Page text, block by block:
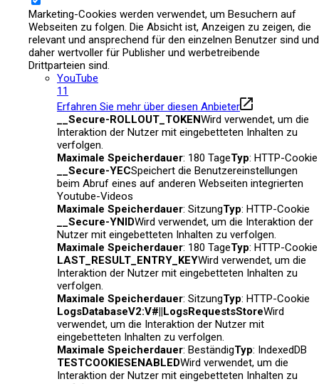
Marketing-Cookies werden verwendet, um Besuchern auf
Webseiten zu folgen. Die Absicht ist, Anzeigen zu zeigen, die
relevant und ansprechend für den einzelnen Benutzer sind und
daher wertvoller für Publisher und werbetreibende
Drittparteien sind.
YouTube
11
Erfahren Sie mehr über diesen Anbieter
__Secure-ROLLOUT_TOKENWird verwendet, um die
Interaktion der Nutzer mit eingebetteten Inhalten zu
verfolgen.
Maximale Speicherdauer: 180 TageTyp: HTTP-Cookie
__Secure-YECSpeichert die Benutzereinstellungen
beim Abruf eines auf anderen Webseiten integrierten
Youtube-Videos
Maximale Speicherdauer: SitzungTyp: HTTP-Cookie
__Secure-YNIDWird verwendet, um die Interaktion der
Nutzer mit eingebetteten Inhalten zu verfolgen.
Maximale Speicherdauer: 180 TageTyp: HTTP-Cookie
LAST_RESULT_ENTRY_KEYWird verwendet, um die
Interaktion der Nutzer mit eingebetteten Inhalten zu
verfolgen.
Maximale Speicherdauer: SitzungTyp: HTTP-Cookie
LogsDatabaseV2:V#||LogsRequestsStoreWird
verwendet, um die Interaktion der Nutzer mit
eingebetteten Inhalten zu verfolgen.
Maximale Speicherdauer: BeständigTyp: IndexedDB
TESTCOOKIESENABLEDWird verwendet, um die
Interaktion der Nutzer mit eingebetteten Inhalten zu